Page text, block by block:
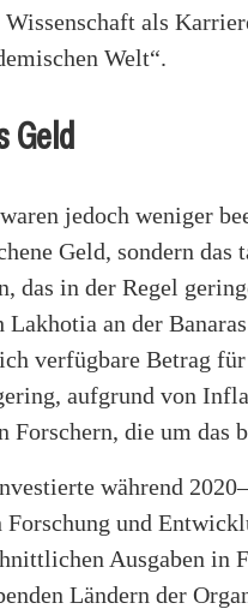
Wissenschaft als
Welt“.
Geld
jedoch weniger
Geld, sondern
das in der Regel
Lakhotia an der
verfügbare Betrag
aufgrund von
Forschern, die um das
während
und
Ausgaben in
Ländern der